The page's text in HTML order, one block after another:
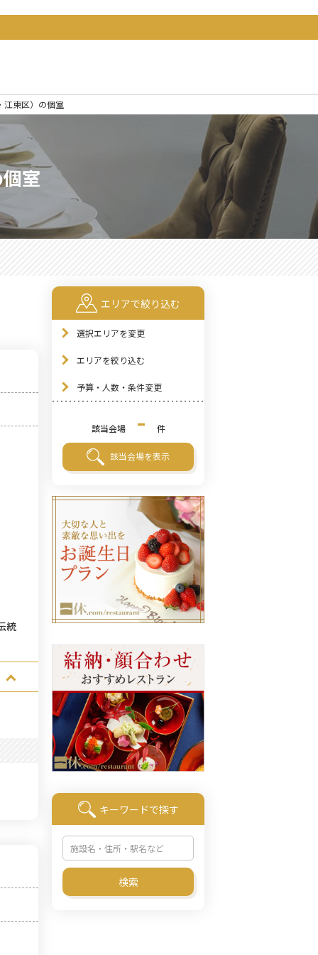
江東区）の個室
室
統
エリアで絞り込む
選択エリアを変更
エリアを絞り込む
予算・人数・条件変更
該当会場 - 件
該当会場を表示
キーワードで探す